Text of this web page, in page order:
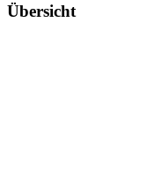
Übersicht